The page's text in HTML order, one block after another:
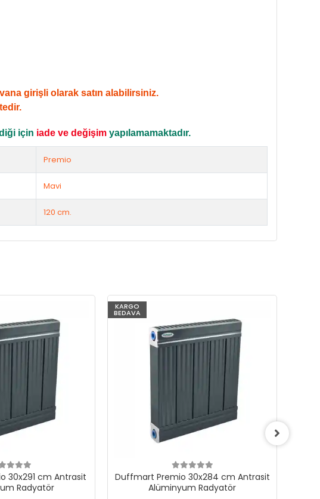
girişli olarak satın alabilirsiniz.
için iade ve değişim yapılamamaktadır.
Premio
Mavi
120 cm.
30x291 cm Antrasit
Radyatör
KARGO
BEDAVA
Duffmart Premio 30x284 cm Antrasit
Alüminyum Radyatör